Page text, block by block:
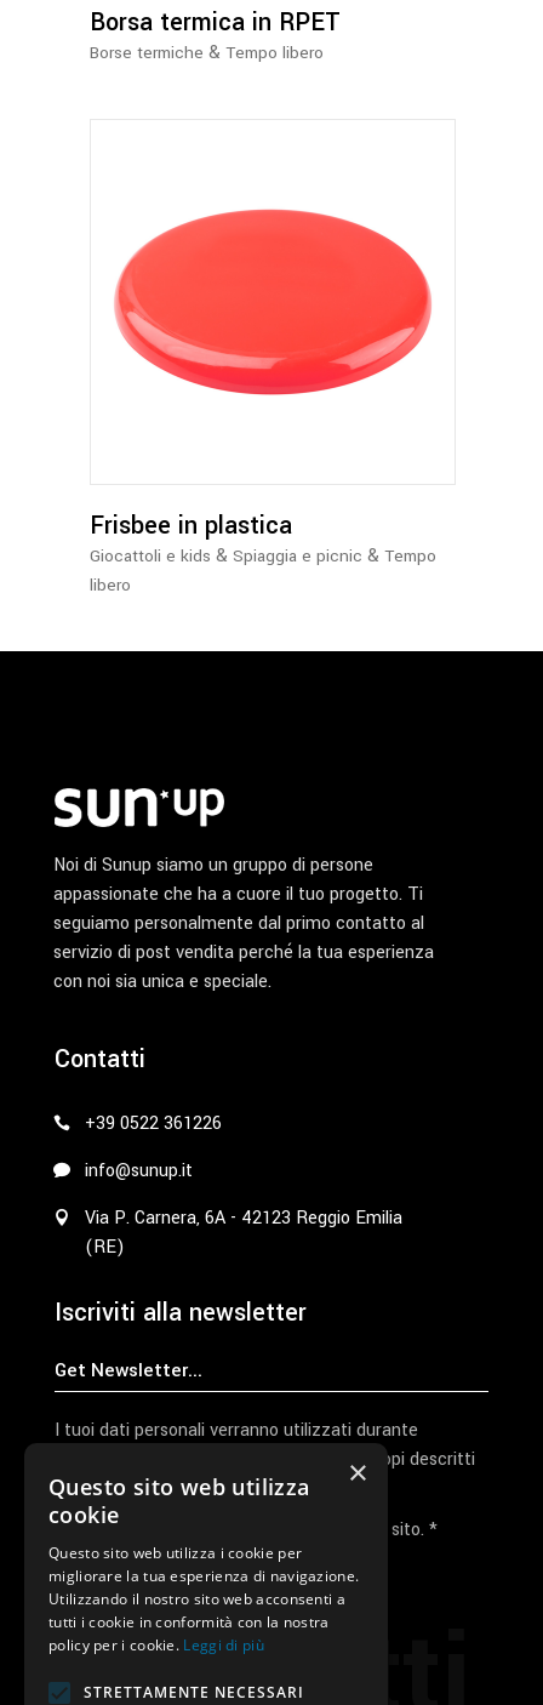
Borsa termica in RPET
Borse termiche & Tempo libero
prodotto
ha
più
opzioni
possono
essere
Frisbee in plastica
Giocattoli e kids & Spiaggia e picnic & Tempo
libero
Noi di Sunup siamo un gruppo di persone
appassionate che ha a cuore il tuo progetto. Ti
seguiamo personalmente dal primo contatto al
servizio di post vendita perché la tua esperienza
con noi sia unica e speciale.
Contatti
+39 0522 361226
info@sunup.it
Via P. Carnera, 6A - 42123 Reggio Emilia
(RE)
Iscriviti alla newsletter
I tuoi dati personali verranno utilizzati durante
l'elaborazione della richiesta e per altri scopi descritti
nella nostraprivacy policy
Ho letto e accetto la privacy policy del sito. *
Invia I Dati
×
Questo sito web utilizza
cookie
Questo sito web utilizza i cookie per
migliorare la tua esperienza di navigazione.
Utilizzando il nostro sito web acconsenti a
tutti i cookie in conformità con la nostra
policy per i cookie. Leggi di più
STRETTAMENTE NECESSARI